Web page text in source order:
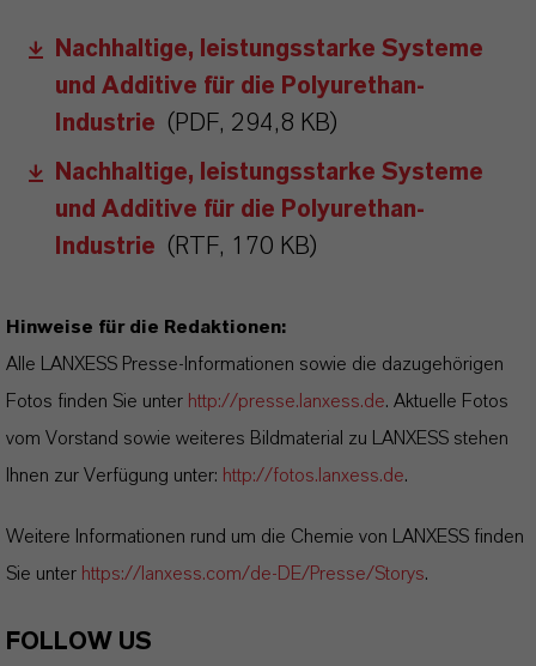
Nachhaltige, leistungsstarke Systeme
und Additive für die Polyurethan-
Industrie (PDF, 294,8 KB)
Nachhaltige, leistungsstarke Systeme
und Additive für die Polyurethan-
Industrie (RTF, 170 KB)
Hinweise für die Redaktionen:
Alle LANXESS Presse-Informationen sowie die dazugehörigen
Fotos finden Sie unter http://presse.lanxess.de. Aktuelle Fotos
vom Vorstand sowie weiteres Bildmaterial zu LANXESS stehen
Ihnen zur Verfügung unter: http://fotos.lanxess.de.
Weitere Informationen rund um die Chemie von LANXESS finden
Sie unter https://lanxess.com/de-DE/Presse/Storys.
FOLLOW US